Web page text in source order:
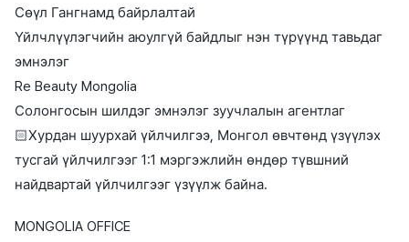
Сөүл Гангнамд байрлалтай
Үйлчлүүлэгчийн аюулгүй байдлыг нэн түрүүнд тавьдаг
эмнэлэг
Re Beauty Mongolia
Солонгосын шилдэг эмнэлэг зуучлалын агентлаг
🏻Хурдан шуурхай үйлчилгээ, Монгол өвчтөнд үзүүлэх
тусгай үйлчилгээг 1:1 мэргэжлийн өндөр түвшний
найдвартай үйлчилгээг үзүүлж байна.
MONGOLIA OFFICE